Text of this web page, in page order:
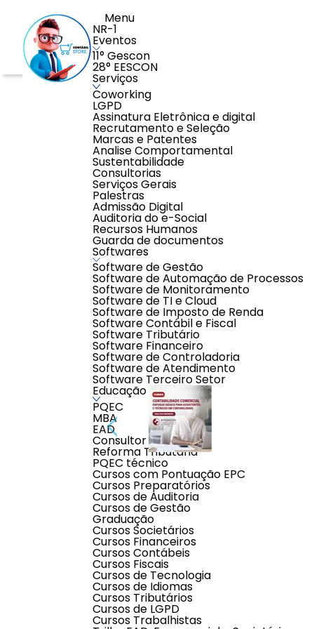
Menu
NR-1
Eventos
11° Gescon
28° EESCON
Serviços
Coworking
LGPD
Assinatura Eletrônica e digital
Recrutamento e Seleção
Marcas e Patentes
Analise Comportamental
Sustentabilidade
Consultorias
Serviços Gerais
Palestras
Admissão Digital
Auditoria do e-Social
Recursos Humanos
Guarda de documentos
Softwares
Software de Gestão
Software de Automação de Processos
Software de Monitoramento
Software de TI e Cloud
Software de Imposto de Renda
Software Contábil e Fiscal
Software Tributário
Software Financeiro
Software de Controladoria
Software de Atendimento
Software Terceiro Setor
Educação
PQEC
MBA
EAD
Consultor Contábil
Reforma Tributária
PQEC técnico
Cursos com Pontuação EPC
Cursos Preparatórios
Cursos de Auditoria
Cursos de Gestão
Graduação
Cursos Societários
Cursos Financeiros
Cursos Contábeis
Cursos Fiscais
Cursos de Tecnologia
Cursos de Idiomas
Cursos Tributários
Cursos de LGPD
Cursos Trabalhistas
Home > Educação >
Descrição do produto
Conteúdo Programático:
Parte I - Introdução à Contabilidade Comercial
1 CLASSIFICAÇÃO DE SOCIEDADES
1.1 As sociedades no Novo Código Civil
1.2 Objetivo social no nome empresarial
1.3 Classificação das sociedades
1.4 Sociedade empresária